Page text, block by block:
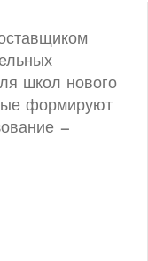
школ нового
формируют
—